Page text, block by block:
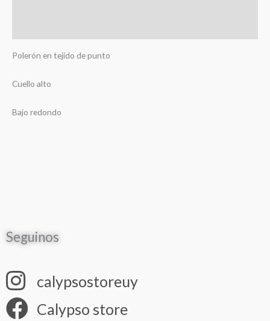
Polerón en tejido de punto
Cuello alto
Bajo redondo
Seguinos
calypsostoreuy
Calypso store